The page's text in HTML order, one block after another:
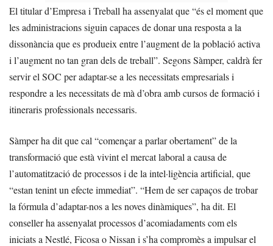
El titular d’Empresa i Treball ha assenyalat que “és el moment que
les administracions siguin capaces de donar una resposta a la
dissonància que es produeix entre l’augment de la població activa
i l’augment no tan gran dels de treball”. Segons Sàmper, caldrà fer
servir el SOC per adaptar-se a les necessitats empresarials i
respondre a les necessitats de mà d’obra amb cursos de formació i
itineraris professionals necessaris.
Sàmper ha dit que cal “començar a parlar obertament” de la
transformació que està vivint el mercat laboral a causa de
l’automatització de processos i de la intel·ligència artificial, que
“estan tenint un efecte immediat”. “Hem de ser capaços de trobar
la fórmula d’adaptar-nos a les noves dinàmiques”, ha dit. El
conseller ha assenyalat processos d’acomiadaments com els
iniciats a Nestlé, Ficosa o Nissan i s’ha compromès a impulsar el